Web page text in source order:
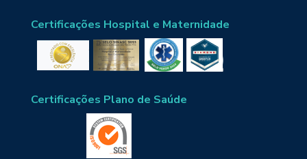
Certificações Hospital e Maternidade
Certificações Plano de Saúde